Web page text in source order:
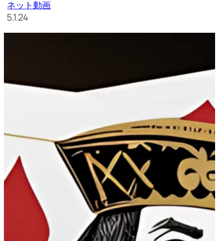
ネット動画
5.1.24